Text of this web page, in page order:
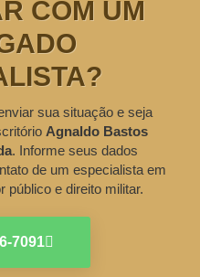
COM UM
sua situação e seja
Agnaldo Bastos
. Informe seus dados
de um especialista em
público e direito militar.
7091